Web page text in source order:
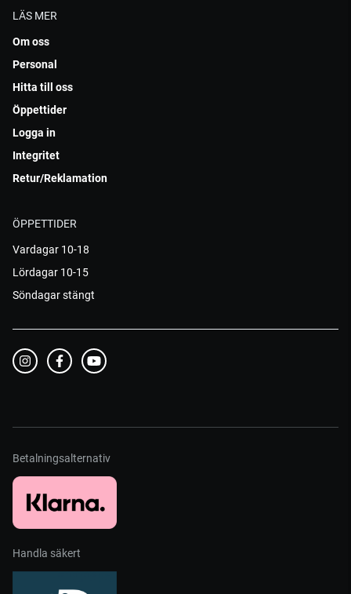
LÄS MER
Om oss
Personal
Hitta till oss
Öppettider
Logga in
Integritet
Retur/Reklamation
ÖPPETTIDER
Vardagar 10-18
Lördagar 10-15
Söndagar stängt
Betalningsalternativ
Handla säkert